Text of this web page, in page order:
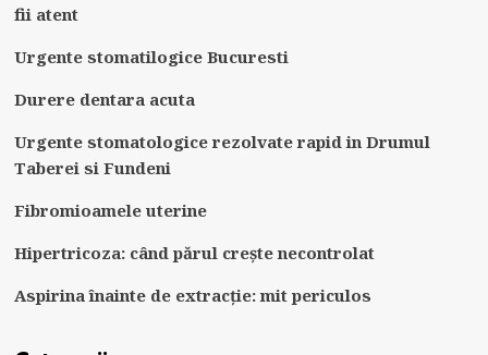
fii atent
Urgente stomatilogice Bucuresti
Durere dentara acuta
Urgente stomatologice rezolvate rapid in Drumul
Taberei si Fundeni
Fibromioamele uterine
Hipertricoza: când părul crește necontrolat
Aspirina înainte de extracție: mit periculos